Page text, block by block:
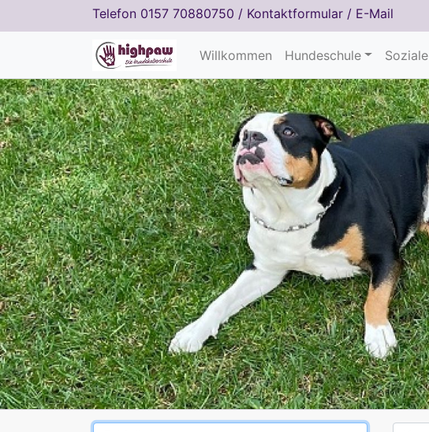
Telefon 0157 70880750 / Kontaktformular / E-Mail
Willkommen Hundeschule